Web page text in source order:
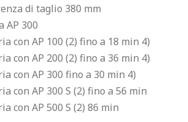
di taglio 380 mm
AP 300
con AP 100 (2) fino a 18 min 4)
con AP 200 (2) fino a 36 min 4)
con AP 300 fino a 30 min 4)
con AP 300 S (2) fino a 56 min
con AP 500 S (2) 86 min